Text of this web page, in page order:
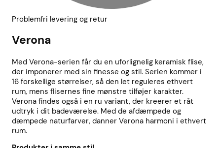
Problemfri levering og retur
Verona
Med Verona-serien får du en uforlignelig keramisk flise,
der imponerer med sin finesse og stil. Serien kommer i
16 forskellige størrelser, så den let reguleres ethvert
rum, mens flisernes fine mønstre tilføjer karakter.
Verona findes også i en ru variant, der kreerer et råt
udtryk i dit badeværelse. Med de afdæmpede og
dæmpede naturfarver, danner Verona harmoni i ethvert
rum.